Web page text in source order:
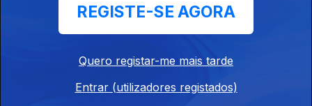
Este conteúdo faz parte de
REGISTE-SE AGORA
Quero registar-me mais tarde
Entrar (utilizadores registados)